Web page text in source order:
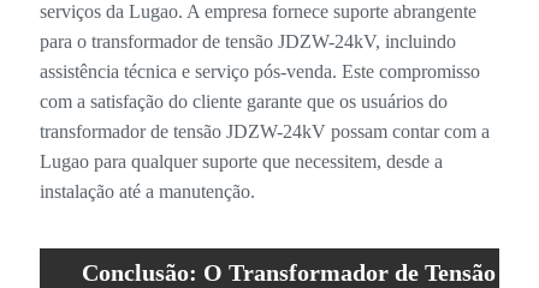
serviços da Lugao. A empresa fornece suporte abrangente
para o transformador de tensão JDZW-24kV, incluindo
assistência técnica e serviço pós-venda. Este compromisso
com a satisfação do cliente garante que os usuários do
transformador de tensão JDZW-24kV possam contar com a
Lugao para qualquer suporte que necessitem, desde a
instalação até a manutenção.
Conclusão: O Transformador de Tensão